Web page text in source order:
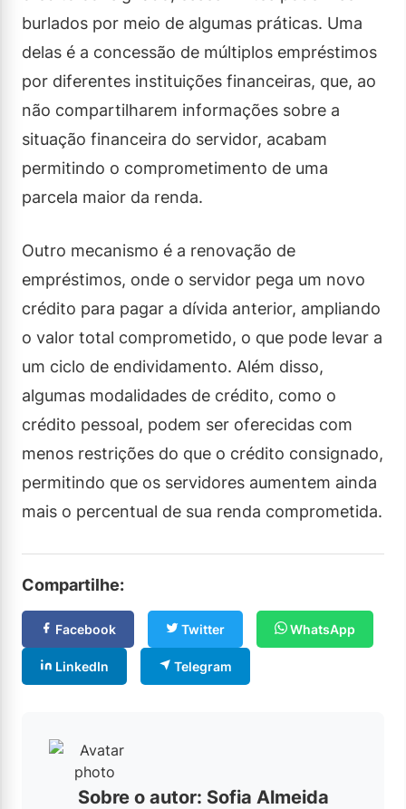
burlados por meio de algumas práticas. Uma
delas é a concessão de múltiplos empréstimos
por diferentes instituições financeiras, que, ao
não compartilharem informações sobre a
situação financeira do servidor, acabam
permitindo o comprometimento de uma
parcela maior da renda.
Outro mecanismo é a renovação de
empréstimos, onde o servidor pega um novo
crédito para pagar a dívida anterior, ampliando
o valor total comprometido, o que pode levar a
um ciclo de endividamento. Além disso,
algumas modalidades de crédito, como o
crédito pessoal, podem ser oferecidas com
menos restrições do que o crédito consignado,
permitindo que os servidores aumentem ainda
mais o percentual de sua renda comprometida.
Compartilhe:
Facebook Twitter WhatsApp
LinkedIn Telegram
Sobre o autor: Sofia Almeida